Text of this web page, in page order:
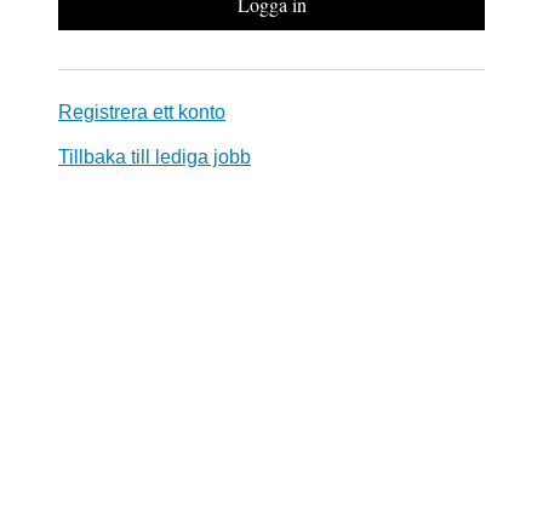
Registrera ett konto
Tillbaka till lediga jobb